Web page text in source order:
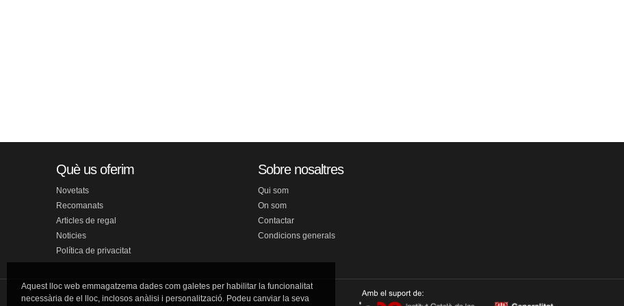
Què us oferim
Novetats
Recomanats
Articles de regal
Noticies
Política de privacitat
Sobre nosaltres
Qui som
On som
Contactar
Condicions generals
Aquest lloc web emmagatzema dades com galetes per habilitar la funcionalitat
necessària de el lloc, inclosos anàlisi i personalització. Podeu canviar la seva